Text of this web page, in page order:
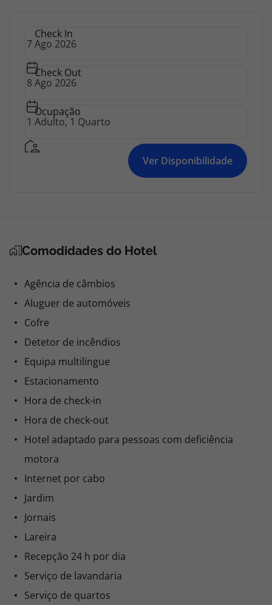
Check In
Check Out
Ocupação
Ver Disponibilidade
Comodidades do Hotel
Agência de câmbios
Aluguer de automóveis
Cofre
Detetor de incêndios
Equipa multilingue
Estacionamento
Hora de check-in
Hora de check-out
Hotel adaptado para pessoas com deficiência
motora
Internet por cabo
Jardim
Jornais
Lareira
Recepção 24 h por dia
Serviço de lavandaria
Serviço de quartos